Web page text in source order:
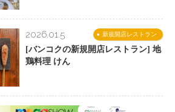
新規開店レストラン
2026.01.5
[バンコクの新規開店レストラン] 地
鶏料理 けん